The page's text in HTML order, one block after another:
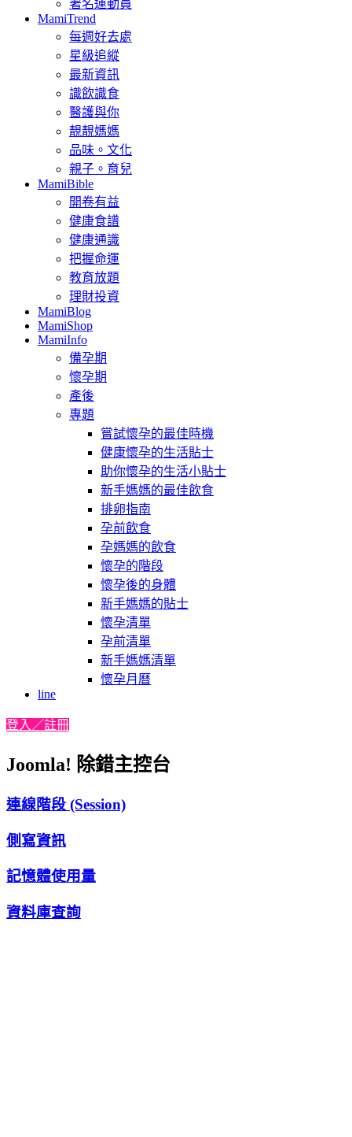
著名運動員
MamiTrend
每週好去處
星級追縱
最新資訊
識飲識食
醫護與你
靚靚媽媽
品味。文化
親子。育兒
MamiBible
開卷有益
健康食譜
健康通識
把握命運
教育放題
理財投資
MamiBlog
MamiShop
MamiInfo
備孕期
懷孕期
產後
專題
嘗試懷孕的最佳時機
健康懷孕的生活貼士
助你懷孕的生活小貼士
新手媽媽的最佳飲食
排卵指南
孕前飲食
孕媽媽的飲食
懷孕的階段
懷孕後的身體
新手媽媽的貼士
懷孕清單
孕前清單
新手媽媽清單
懷孕月曆
line
登入／註冊
Joomla! 除錯主控台
連線階段 (Session)
側寫資訊
記憶體使用量
資料庫查詢